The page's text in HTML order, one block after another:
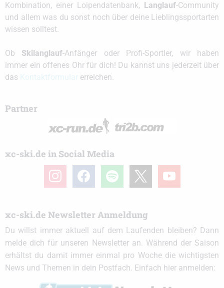
Kombination, einer Loipendatenbank, Langlauf-Community
und allem was du sonst noch über deine Lieblingssportarten
wissen solltest.
Ob Skilanglauf-Anfänger oder Profi-Sportler, wir haben
immer ein offenes Ohr für dich! Du kannst uns jederzeit über
das
erreichen.
Partner
xc-ski.de in Social Media
instagramfacebook spotify youtube
xc-ski.de Newsletter Anmeldung
Du willst immer aktuell auf dem Laufenden bleiben? Dann
melde dich für unseren Newsletter an. Während der Saison
erhältst du damit immer einmal pro Woche die wichtigsten
News und Themen in dein Postfach. Einfach hier anmelden: